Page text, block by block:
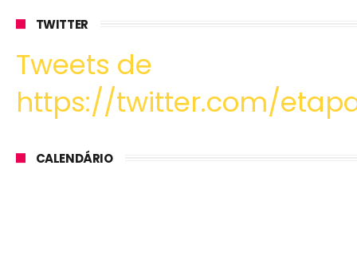
TWITTER
Tweets de
https://twitter.com/
CALENDÁRIO